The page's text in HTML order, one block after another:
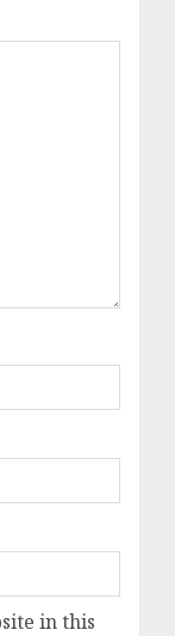
in this